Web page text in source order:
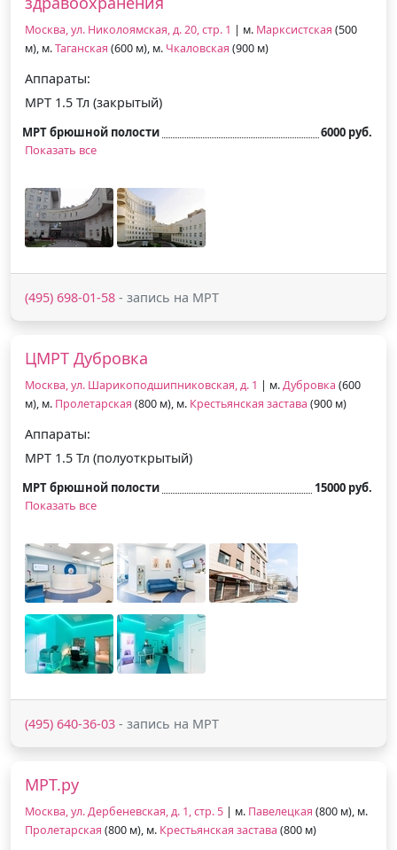
Москва, ул. Николоямская, д. 20, стр. 1 | м. Марксистская (500
м), м.Таганская (600 м), м. Чкаловская (900 м)
Аппараты:
МРТ 1.5 Тл (закрытый)
МРТ брюшной полости
6000 руб.
Показать все
(495) 698-01-58 - запись на МРТ
ЦМРТ Дубровка
Москва, ул. Шарикоподшипниковская, д. 1 | м.Дубровка (600
м), м. Пролетарская (800 м), м. Крестьянская застава (900 м)
Аппараты:
МРТ 1.5 Тл (полуоткрытый)
МРТ брюшной полости
15000 руб.
Показать все
(495) 640-36-03 - запись на МРТ
МРТ.ру
Москва, ул. Дербеневская, д. 1, стр. 5 | м. Павелецкая (800 м), м.
Пролетарская (800 м), м. Крестьянская застава (800 м)